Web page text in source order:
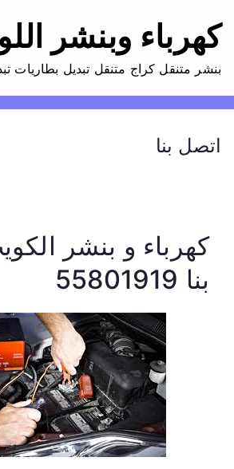
إ
كهرباء وبنشر
بنشر متنقل كراج متنقل تبديل بطاريات
اتصل بنا
كهرباء و بنشر
بنا 55801919